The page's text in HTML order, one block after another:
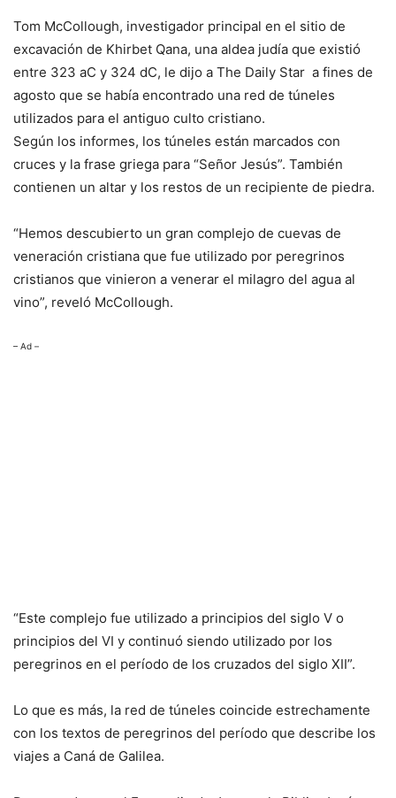
Tom McCollough, investigador principal en el sitio de
excavación de Khirbet Qana, una aldea judía que existió
entre 323 aC y 324 dC, le dijo a The Daily Star a fines de
agosto que se había encontrado una red de túneles
utilizados para el antiguo culto cristiano.
Según los informes, los túneles están marcados con
cruces y la frase griega para “Señor Jesús”. También
contienen un altar y los restos de un recipiente de piedra.
“Hemos descubierto un gran complejo de cuevas de
veneración cristiana que fue utilizado por peregrinos
cristianos que vinieron a venerar el milagro del agua al
vino”, reveló McCollough.
– Ad –
“Este complejo fue utilizado a principios del siglo V o
principios del VI y continuó siendo utilizado por los
peregrinos en el período de los cruzados del siglo XII”.
Lo que es más, la red de túneles coincide estrechamente
con los textos de peregrinos del período que describe los
viajes a Caná de Galilea.